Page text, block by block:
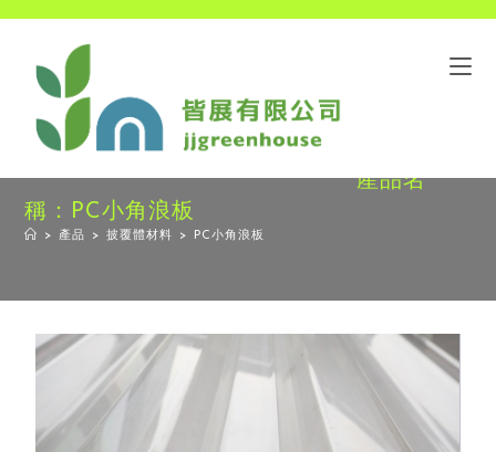
產品名
稱：PC小角浪板
> 產品 > 披覆體材料 > PC小角浪板